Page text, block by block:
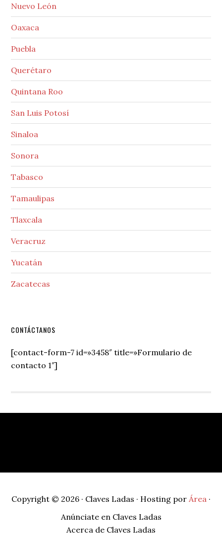
Nuevo León
Oaxaca
Puebla
Querétaro
Quintana Roo
San Luis Potosí
Sinaloa
Sonora
Tabasco
Tamaulipas
Tlaxcala
Veracruz
Yucatán
Zacatecas
Secondary
Sidebar
CONTÁCTANOS
[contact-form-7 id=»3458″ title=»Formulario de
contacto 1″]
Copyright © 2026 · Claves Ladas · Hosting por Área ·
Anúnciate en Claves Ladas
Acerca de Claves Ladas